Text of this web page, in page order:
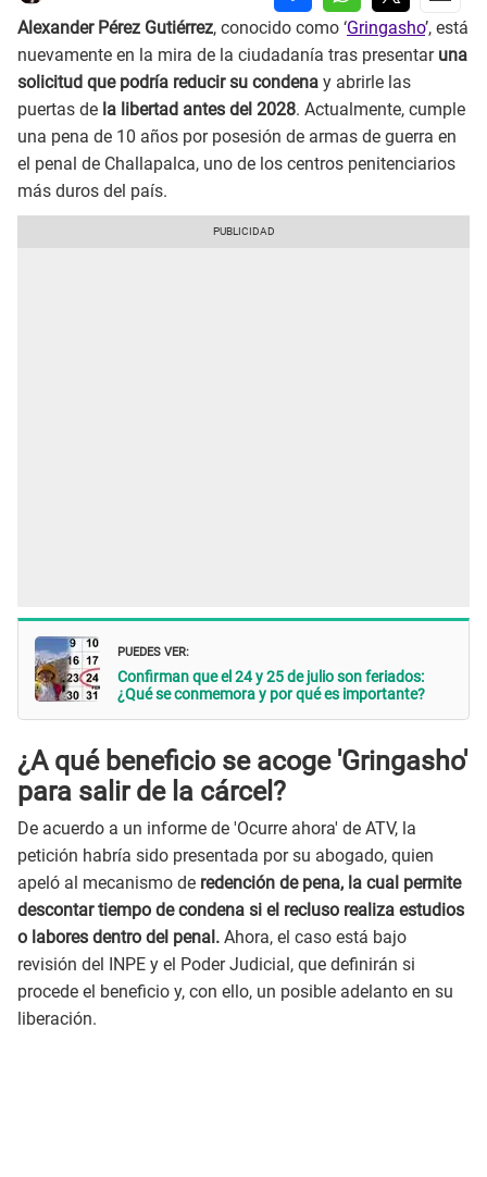
Alexander Pérez Gutiérrez, conocido como ‘Gringasho’, está
nuevamente en la mira de la ciudadanía tras presentaruna
solicitud que podría reducir su condena y abrirle las
puertas de la libertad antes del 2028. Actualmente, cumple
una pena de 10 años por posesión de armas de guerra en
el penal de Challapalca, uno de los centros penitenciarios
más duros del país.
PUEDES VER:
Confirman que el 24 y 25 de julio son feriados:
¿Qué se conmemora y por qué es importante?
¿A qué beneficio se acoge 'Gringasho'
para salir de la cárcel?
De acuerdo a un informe de 'Ocurre ahora' de ATV, la
petición habría sido presentada por su abogado, quien
apeló al mecanismo de redención de pena, la cual permite
descontar tiempo de condena si el recluso realiza estudios
o labores dentro del penal. Ahora, el caso está bajo
revisión del INPE y el Poder Judicial, que definirán si
procede el beneficio y, con ello, un posible adelanto en su
liberación.